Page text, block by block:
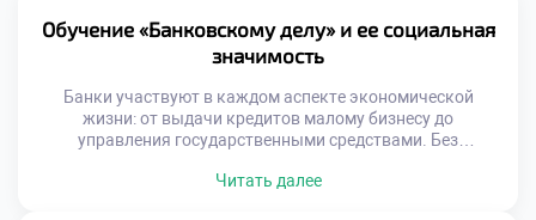
будет работать финансовая инфраструктура страны.
Именно поэтому образовательные программы […]
Обучение «Банковскому делу» и ее социальная
значимость
Банки участвуют в каждом аспекте экономической
жизни: от выдачи кредитов малому бизнесу до
управления государственными средствами. Без
функционировать эффективно. Обучение «Банковскому
Читать далее